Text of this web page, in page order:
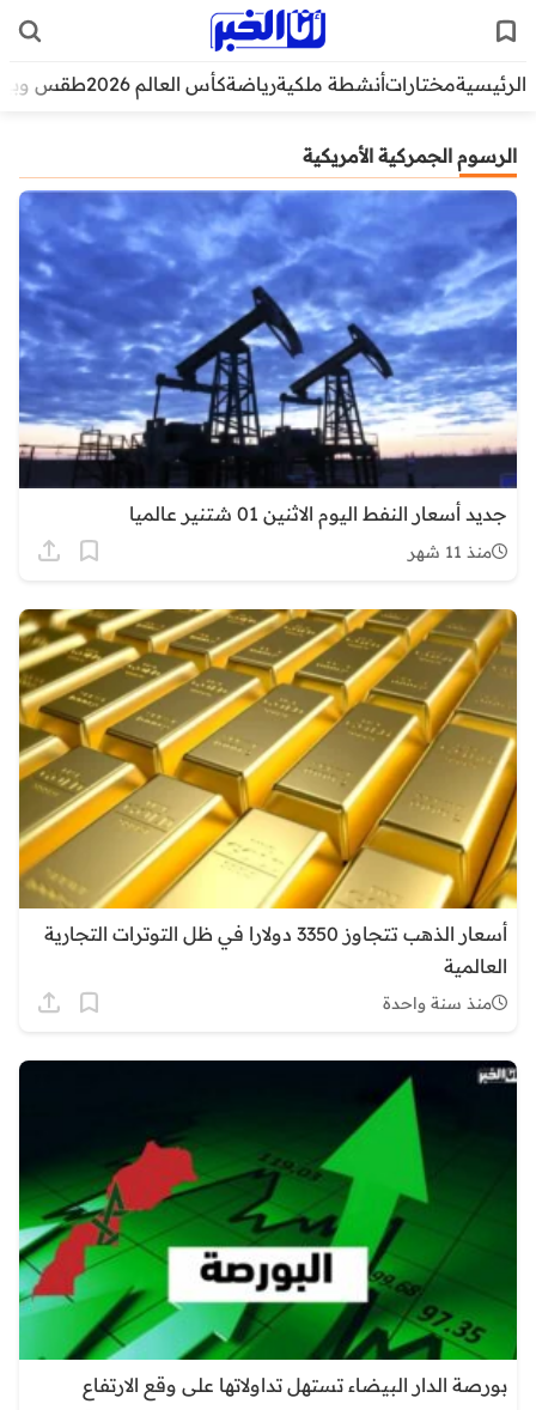
الرئيسيةمختاراتأنشطة ملكيةرياضةكأس العالم 2026 طقس
الرسوم الجمركية الأمريكية
جديد أسعار النفط اليوم الاثنين 01 شتنير عالميا
منذ 11 شهر
أسعار الذهب تتجاوز 3350 دولارا في ظل التوترات التجارية
العالمية
منذ سنة واحدة
بورصة الدار البيضاء تستهل تداولاتها على وقع الارتفاع